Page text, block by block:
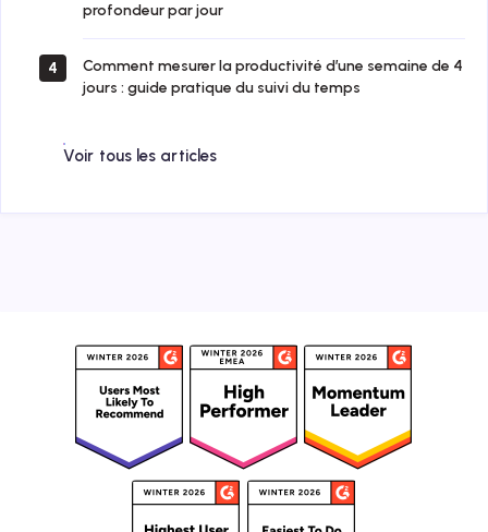
profondeur par jour
4
Comment mesurer la productivité d’une semaine de 4
jours : guide pratique du suivi du temps
Voir tous les articles